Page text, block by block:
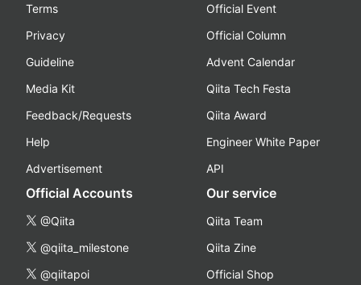
Terms
Privacy
Guideline
Media Kit
Feedback/Requests
Help
Advertisement
Official Event
Official Column
Advent Calendar
Qiita Tech Festa
Qiita Award
Engineer White Paper
API
Official Accounts
@Qiita
@qiita_milestone
@qiitapoi
Our service
Qiita Team
Qiita Zine
Official Shop